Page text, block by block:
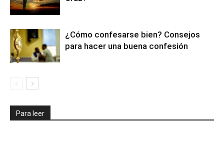
¿Cómo confesarse bien? Consejos
para hacer una buena confesión
Para leer